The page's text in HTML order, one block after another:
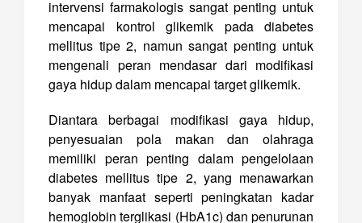
intervensi farmakologis sangat penting untuk
mencapai kontrol glikemik pada diabetes
mellitus tipe 2, namun sangat penting untuk
mengenali peran mendasar dari modifikasi
gaya hidup dalam mencapai target glikemik.
Diantara berbagai modifikasi gaya hidup,
penyesuaian pola makan dan olahraga
memiliki peran penting dalam pengelolaan
diabetes mellitus tipe 2, yang menawarkan
banyak manfaat seperti peningkatan kadar
hemoglobin terglikasi (HbA1c) dan penurunan